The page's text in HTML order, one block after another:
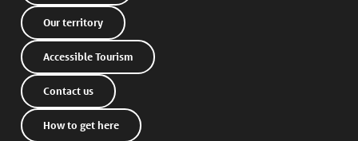
Our territory
Accessible Tourism
Contact us
How to get here